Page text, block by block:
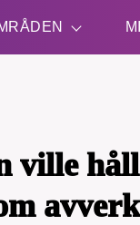
ville